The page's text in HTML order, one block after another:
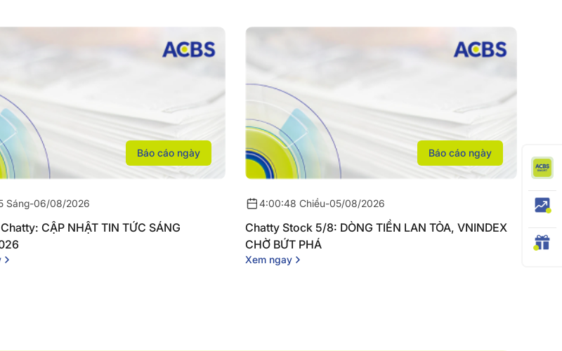
Báo cáo ngày
Sáng-06/08/2026
CẬP NHẬT TIN TỨC SÁNG
Báo cáo ngày
4:00:48 Chiều-05/08/2026
Chatty Stock 5/8: DÒNG TIỀN LAN TỎA, VNINDEX
CHỜ BỨT PHÁ
Xem ngay